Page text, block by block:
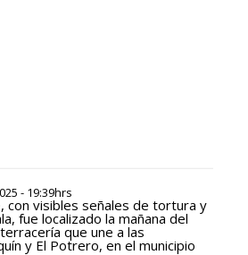
- 19:39hrs
con visibles señales de tortura y
fue localizado la mañana del
que une a las
y El Potrero, en el municipio